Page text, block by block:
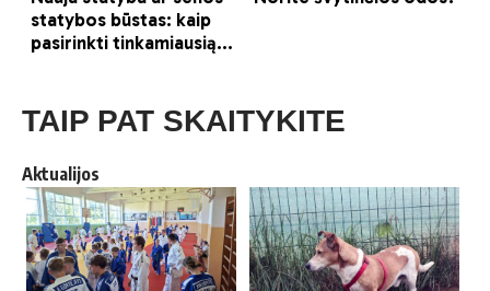
TAIP PAT SKAITYKITE
Aktualijos